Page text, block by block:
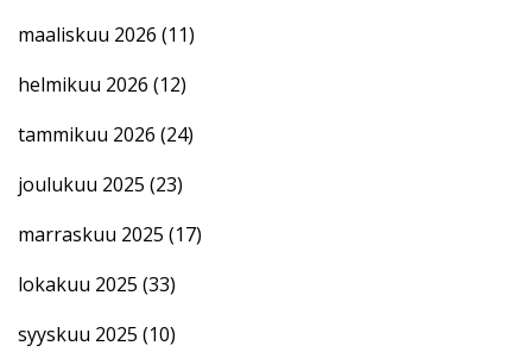
maaliskuu 2026 (11)
helmikuu 2026 (12)
tammikuu 2026 (24)
joulukuu 2025 (23)
marraskuu 2025 (17)
lokakuu 2025 (33)
syyskuu 2025 (10)